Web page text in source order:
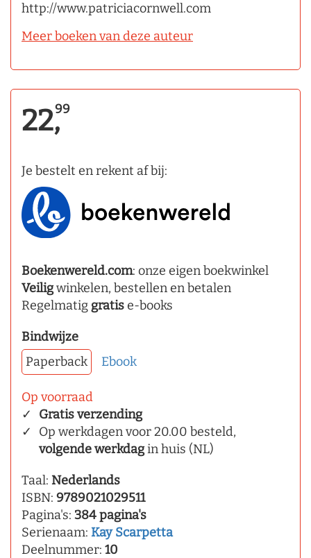
http://www.patriciacornwell.com
Meer boeken van deze auteur
22,99
Je bestelt en rekent af bij:
Boekenwereld.com: onze eigen boekwinkel
Veiligwinkelen, bestellen en betalen
Regelmatig gratise-books
Bindwijze
Paperback
Ebook
Op voorraad
Gratis verzending
Op werkdagen voor 20.00 besteld,
volgende werkdagin huis (NL)
Taal: Nederlands
ISBN: 9789021029511
Pagina's: 384 pagina's
Serienaam: Kay Scarpetta
Deelnummer: 10